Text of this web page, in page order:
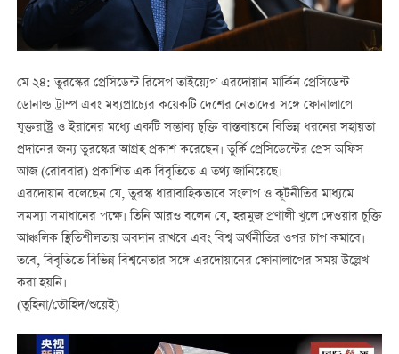
মে ২৪: তুরস্কের প্রেসিডেন্ট রিসেপ তাইয়্যেপ এরদোয়ান মার্কিন প্রেসিডেন্ট
ডোনাল্ড ট্রাম্প এবং মধ্যপ্রাচ্যের কয়েকটি দেশের নেতাদের সঙ্গে ফোনালাপে
যুক্তরাষ্ট্র ও ইরানের মধ্যে একটি সম্ভাব্য চুক্তি বাস্তবায়নে বিভিন্ন ধরনের সহায়তা
প্রদানের জন্য তুরস্কের আগ্রহ প্রকাশ করেছেন। তুর্কি প্রেসিডেন্টের প্রেস অফিস
আজ (রোববার) প্রকাশিত এক বিবৃতিতে এ তথ্য জানিয়েছে।
এরদোয়ান বলেছেন যে, তুরস্ক ধারাবাহিকভাবে সংলাপ ও কূটনীতির মাধ্যমে
সমস্যা সমাধানের পক্ষে। তিনি আরও বলেন যে, হরমুজ প্রণালী খুলে দেওয়ার চুক্তি
আঞ্চলিক স্থিতিশীলতায় অবদান রাখবে এবং বিশ্ব অর্থনীতির ওপর চাপ কমাবে।
তবে, বিবৃতিতে বিভিন্ন বিশ্বনেতার সঙ্গে এরদোয়ানের ফোনালাপের সময় উল্লেখ
করা হয়নি।
(তুহিনা/তৌহিদ/শুয়েই)